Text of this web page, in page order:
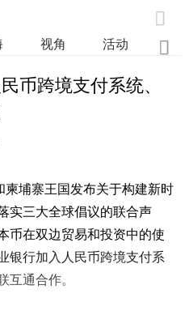

视角 活动 业

币跨境支付系统、
埔寨王国发布关于构建新时
实三大全球倡议的联合声
币在双边贸易和投资中的使
银行加入人民币跨境支付系
通合作。